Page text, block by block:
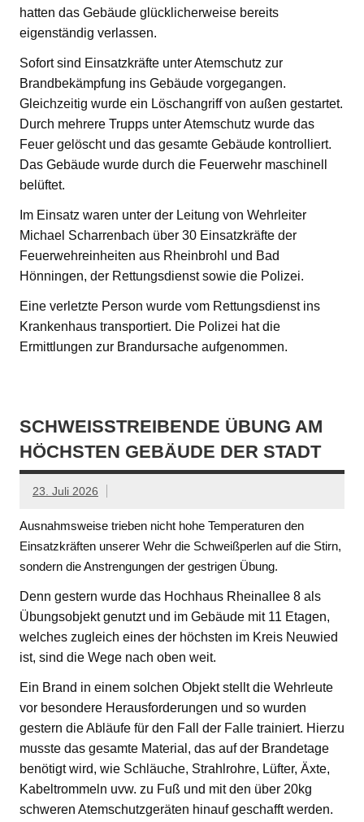
hatten das Gebäude glücklicherweise bereits
eigenständig verlassen.
Sofort sind Einsatzkräfte unter Atemschutz zur
Brandbekämpfung ins Gebäude vorgegangen.
Gleichzeitig wurde ein Löschangriff von außen gestartet.
Durch mehrere Trupps unter Atemschutz wurde das
Feuer gelöscht und das gesamte Gebäude kontrolliert.
Das Gebäude wurde durch die Feuerwehr maschinell
belüftet.
Im Einsatz waren unter der Leitung von Wehrleiter
Michael Scharrenbach über 30 Einsatzkräfte der
Feuerwehreinheiten aus Rheinbrohl und Bad
Hönningen, der Rettungsdienst sowie die Polizei.
Eine verletzte Person wurde vom Rettungsdienst ins
Krankenhaus transportiert. Die Polizei hat die
Ermittlungen zur Brandursache aufgenommen.
SCHWEISSTREIBENDE ÜBUNG AM H
ÖCHSTEN GEBÄUDE DER STADT
23. Juli 2026
Ausnahmsweise trieben nicht hohe Temperaturen den
Einsatzkräften unserer Wehr die Schweißperlen auf die Stirn,
sondern die Anstrengungen der gestrigen Übung.
Denn gestern wurde das Hochhaus Rheinallee 8 als
Übungsobjekt genutzt und im Gebäude mit 11 Etagen,
welches zugleich eines der höchsten im Kreis Neuwied
ist, sind die Wege nach oben weit.
Ein Brand in einem solchen Objekt stellt die Wehrleute
vor besondere Herausforderungen und so wurden
gestern die Abläufe für den Fall der Falle trainiert. Hierzu
musste das gesamte Material, das auf der Brandetage
benötigt wird, wie Schläuche, Strahlrohre, Lüfter, Äxte,
Kabeltrommeln uvw. zu Fuß und mit den über 20kg
schweren Atemschutzgeräten hinauf geschafft werden.